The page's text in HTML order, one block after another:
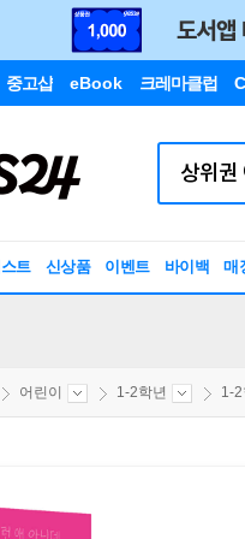
중고샵 eBook 크레마클럽
트 신상품 이벤트 바이백 매
어린이 1-2학년 1-